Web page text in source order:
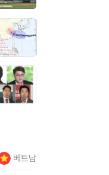
베트남